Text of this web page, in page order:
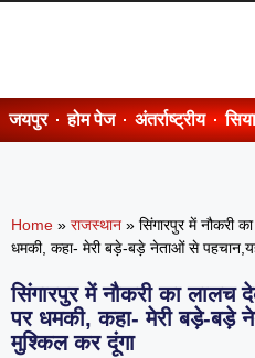
जयपुर होम पेज अंतर्राष्ट्रीय
Home » राजस्थान » सिंगारपुर में नौकरी
धमकी, कहा- मेरी बड़े-बड़े नेताओं से
सिंगारपुर में नौकरी का
पर धमकी, कहा- मेरी बड़े-बड़े
मुश्किल कर दूंगा